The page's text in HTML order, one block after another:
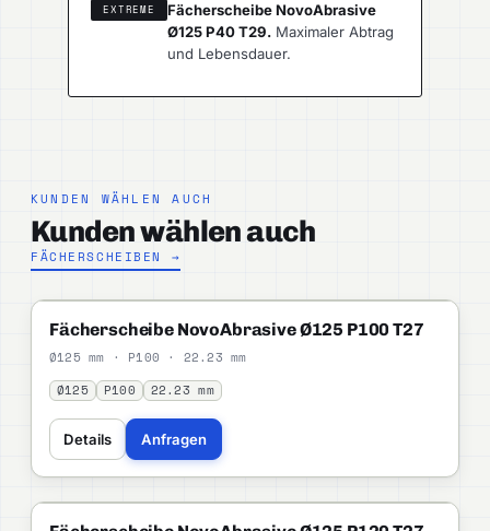
EXTREME
Fächerscheibe NovoAbrasive
Ø125 P40 T29. Maximaler Abtrag
und Lebensdauer.
KUNDEN WÄHLEN AUCH
Kunden wählen auch
FÄCHERSCHEIBEN →
STANDARD NOVOABRASIVE
Fächerscheibe NovoAbrasive Ø125 P100 T27
Ø125 mm · P100 · 22.23 mm
Ø125 P100 22.23 mm
Details Anfragen
STANDARD NOVOABRASIVE